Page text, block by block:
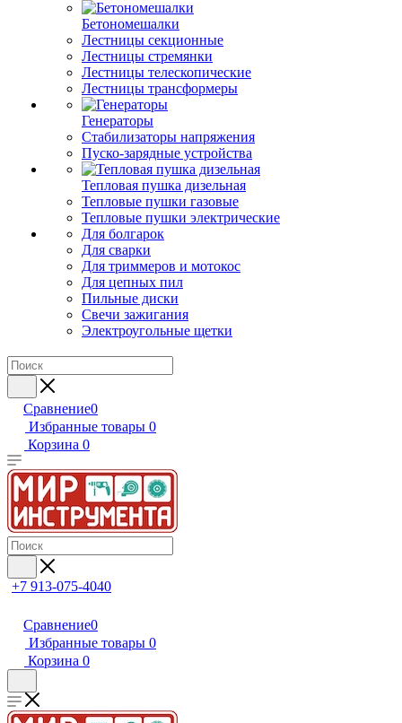
Бетономешалки
Лестницы секционные
Лестницы стремянки
Лестницы телескопические
Лестницы трансформеры
Генераторы
Стабилизаторы напряжения
Пуско-зарядные устройства
Тепловая пушка дизельная
Тепловые пушки газовые
Тепловые пушки электрические
Для болгарок
Для сварки
Для триммеров и мотокос
Для цепных пил
Пильные диски
Свечи зажигания
Электроугольные щетки
Сравнение0
Избранные товары 0
Корзина 0
+7 913-075-4040
Сравнение0
Избранные товары 0
Корзина 0